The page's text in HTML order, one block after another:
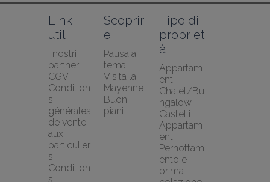
Link
utili
I nostri
partner
CGV-
Condition
s
générales
de vente
aux
particulier
s
Condition
s
Scoprir
e
Pausa a
tema
Visita la
Mayenne
Buoni
piani
Tipo di
propriet
à
Appartam
enti
Chalet/Bu
ngalow
Castelli
Appartam
enti
Pernottam
ento e
prima